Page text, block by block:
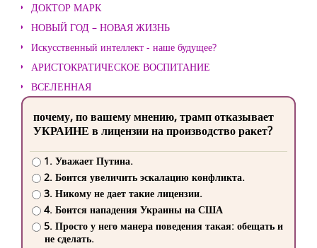
ДОКТОР МАРК
НОВЫЙ ГОД – НОВАЯ ЖИЗНЬ
Искусственный интеллект - наше будущее?
АРИСТОКРАТИЧЕСКОЕ ВОСПИТАНИЕ
ВСЕЛЕННАЯ
почему, по вашему мнению, трамп отказывает
УКРАИНЕ в лицензии на производство ракет?
1. Уважает Путина.
2. Боится увеличить эскалацию конфликта.
3. Никому не дает такие лицензии.
4. Боится нападения Украины на США
5. Просто у него манера поведения такая: обещать и
не сделать.